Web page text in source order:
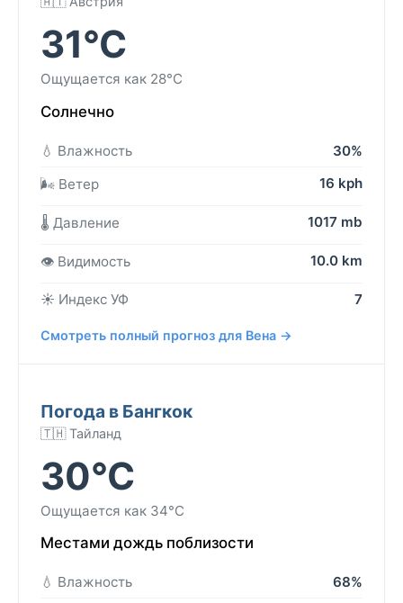
31°C
Ощущается как 28°C
Солнечно
💧 Влажность
30%
🌬️ Ветер
16 kph
🌡️ Давление 1017 mb
👁️ Видимость 10.0 km
☀️ Индекс УФ 7
Смотреть полный прогноз для Вена →
Погода в Бангкок
🇹🇭 Тайланд
30°C
Ощущается как 34°C
Местами дождь поблизости
💧 Влажность
68%